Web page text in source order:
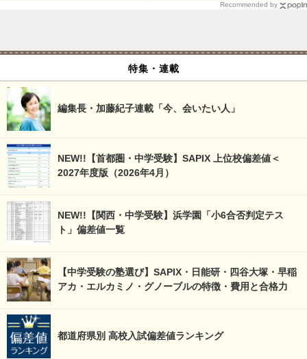
Recommended by
特集・連載
編集長・加藤紀子連載「今、会いたい人」
NEW!!【首都圏・中学受験】SAPIX 上位校偏差値＜
2027年度版（2026年4月）
NEW!!【関西・中学受験】浜学園「小6合否判定テス
ト」偏差値一覧
【中学受験の塾選び】SAPIX・日能研・四谷大塚・早稲
アカ・エルカミノ・グノーブルの特徴・費用と合格力
都道府県別 高校入試偏差値ランキング